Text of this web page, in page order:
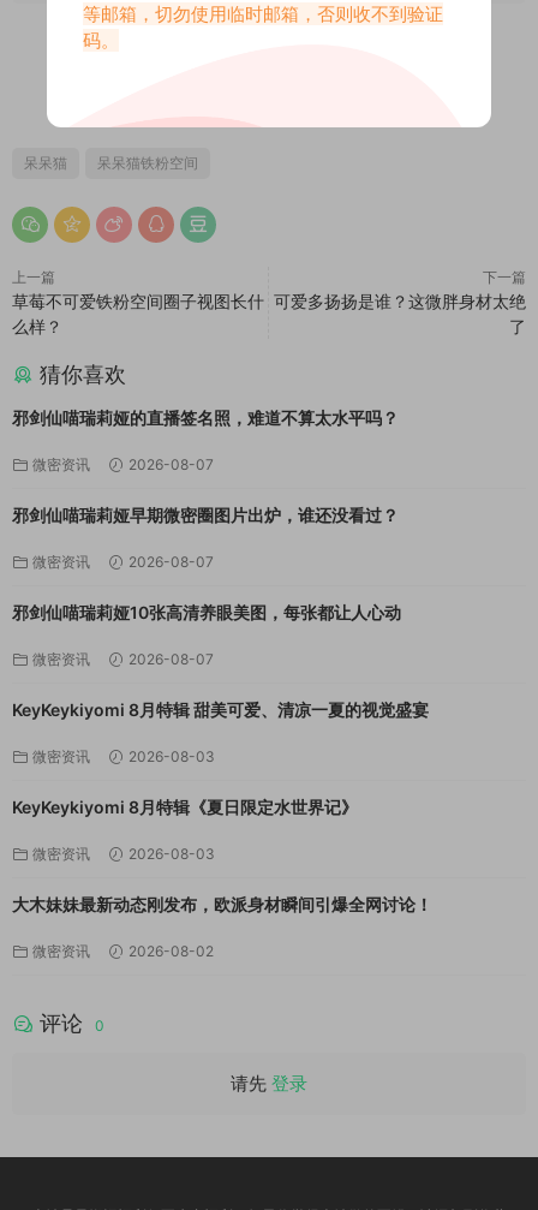
呆呆猫 呆呆猫铁粉空间
上一篇
草莓不可爱铁粉空间圈子视图长什
么样？
下一篇
可爱多扬扬是谁？这微胖身材太绝
了
猜你喜欢
邪剑仙喵瑞莉娅的直播签名照，难道不算太水平吗？
微密资讯 2026-08-07
邪剑仙喵瑞莉娅早期微密圈图片出炉，谁还没看过？
微密资讯 2026-08-07
邪剑仙喵瑞莉娅10张高清养眼美图，每张都让人心动
微密资讯 2026-08-07
KeyKeykiyomi 8月特辑 甜美可爱、清凉一夏的视觉盛宴
微密资讯 2026-08-03
KeyKeykiyomi 8月特辑《夏日限定水世界记》
微密资讯 2026-08-03
大木妹妹最新动态刚发布，欧派身材瞬间引爆全网讨论！
微密资讯 2026-08-02
评论 0
请先 登录
等邮箱，切勿使用临时邮箱，否则收不到验证
码。